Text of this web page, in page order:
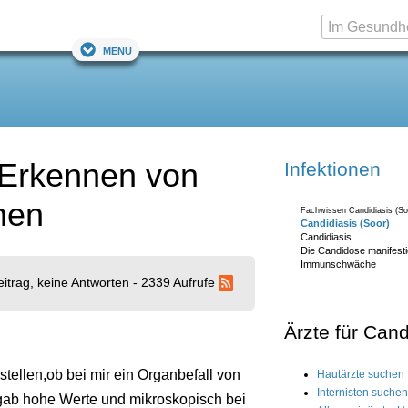
Menü
von
keine Antworten - 2339 Aufrufe
bei mir ein Organbefall von
hohe Werte und mikroskopisch bei
Infektionen
Fachwissen Candidiasis
Candidiasis (Soor)
Candidiasis
Die Candidose
Immunschwäche
Ärzte für
Hautärzte suchen
Internisten suchen